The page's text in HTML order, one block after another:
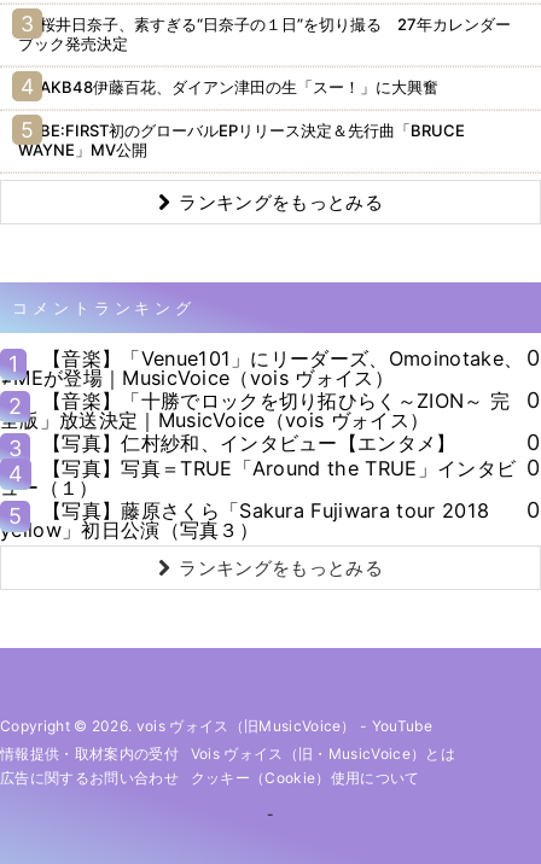
桜井日奈子、素すぎる“日奈子の１日”を切り撮る 27年カレンダー
ブック発売決定
AKB48伊藤百花、ダイアン津田の生「スー！」に大興奮
BE:FIRST初のグローバルEPリリース決定＆先行曲「BRUCE
WAYNE」MV公開
ランキングをもっとみる
コメントランキング
1
【音楽】「Venue101」にリーダーズ、Omoinotake、
≠MEが登場｜MusicVoice（vois ヴォイス）
0
2
【音楽】「十勝でロックを切り拓ひらく～ZION～ 完
全版」放送決定｜MusicVoice（vois ヴォイス）
0
3
【写真】仁村紗和、インタビュー【エンタメ】
0
4
【写真】写真＝TRUE「Around the TRUE」インタビ
ュー（１）
0
5
【写真】藤原さくら「Sakura Fujiwara tour 2018
yellow」初日公演（写真３）
0
ランキングをもっとみる
Copyright © 2026. vois ヴォイス（旧MusicVoice） - YouTube
情報提供・取材案内の受付
Vois ヴォイス（旧・MusicVoice）とは
広告に関するお問い合わせ
クッキー（cookie）使用について
-